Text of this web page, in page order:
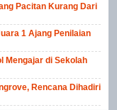
Pacitan Kurang Dari
1 Ajang Penilaian
Mengajar di Sekolah
Rencana Dihadiri